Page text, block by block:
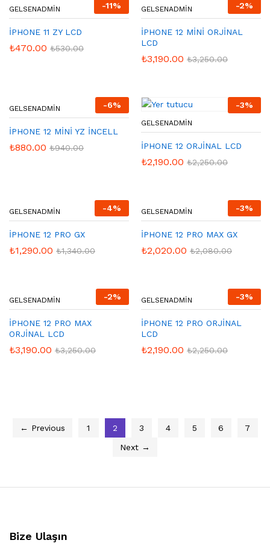
-11%
GELSENADMIN
İPHONE 11 ZY LCD
₺470.00 ₺530.00
-2%
GELSENADMIN
İPHONE 12 MİNİ ORJİNAL
LCD
₺3,190.00 ₺3,250.00
-6%
GELSENADMIN
İPHONE 12 MİNİ YZ İNCELL
₺880.00 ₺940.00
-3%
GELSENADMIN
İPHONE 12 ORJİNAL LCD
₺2,190.00 ₺2,250.00
-4%
GELSENADMIN
İPHONE 12 PRO GX
₺1,290.00 ₺1,340.00
-3%
GELSENADMIN
İPHONE 12 PRO MAX GX
₺2,020.00 ₺2,080.00
-2%
GELSENADMIN
İPHONE 12 PRO MAX
ORJİNAL LCD
₺3,190.00 ₺3,250.00
-3%
GELSENADMIN
İPHONE 12 PRO ORJİNAL
LCD
₺2,190.00 ₺2,250.00
← Previous 1 2 3 4 5 6
7
Next →
Bize Ulaşın